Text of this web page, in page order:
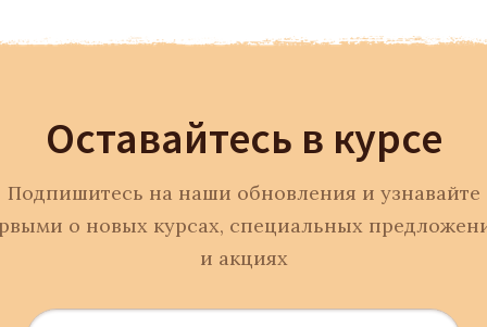
Оставайтесь в курсе
Подпишитесь на наши обновления и узнавайте
о новых курсах, специальных
и акциях